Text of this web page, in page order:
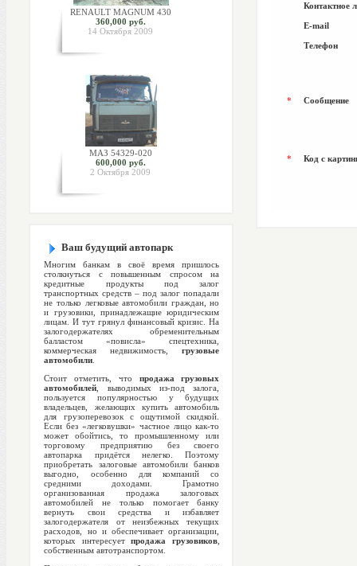
RENAULT MAGNUM 430
360,000 руб.
14 Октября 2009
МАЗ 54329-020
600,000 руб.
2 Октября 2009
Ваш будущий автопарк
Многим банкам в своё время пришлось
столкнуться с повышенным спросом на
кредитные продукты под залог
транспортных средств – под залог попадали
не только легковые автомобили граждан, но
и грузовики, принадлежащие юридическим
лицам. И тут грянул финансовый кризис. На
залогодержателях обременительным
балластом «повисла» спецтехника,
коммерческая недвижимость,грузовые
автомобили
Стоит отметить, что продажа грузовых
автомобилей , выводимых из-под залога,
пользуется популярностью у будущих
владельцев, желающих купить автомобиль
для грузоперевозок с ощутимой скидкой.
Если без «легковушки» частное лицо как-то
может обойтись, то промышленному или
торговому предприятию без своего
автопарка придётся нелегко. Поэтому
приобретать залоговые автомобили банков
выгодно, особенно для компаний со
средними доходами. Грамотно
организованная продажа залоговых
автомобилей не только помогает банку
вернуть свои средства и избавляет
залогодержателя от неизбежных текущих
расходов, но и обеспечивает организации,
которых интересуетпродажа грузовиков,
собственным автотранспортом.
Контактное
E-mail
Телефон
* Сообщение
* Код с